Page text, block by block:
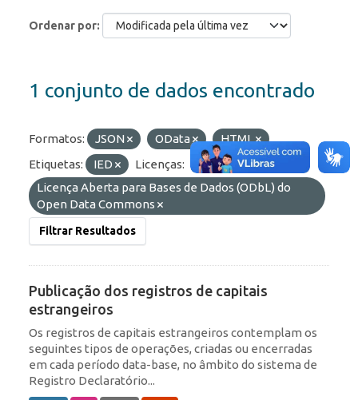
Ordenar por
1 conjunto de dados encontrado
Formatos: JSON OData
HTML
Etiquetas:
IED
Licenças:
Licença Aberta para Bases de Dados (ODbL) do
Open Data Commons
Filtrar Resultados
Publicação dos registros de capitais
estrangeiros
Os registros de capitais estrangeiros contemplam os
seguintes tipos de operações, criadas ou encerradas
em cada período data-base, no âmbito do sistema de
Registro Declaratório...